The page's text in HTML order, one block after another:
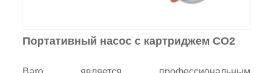
Портативный насос с картриджем CO2